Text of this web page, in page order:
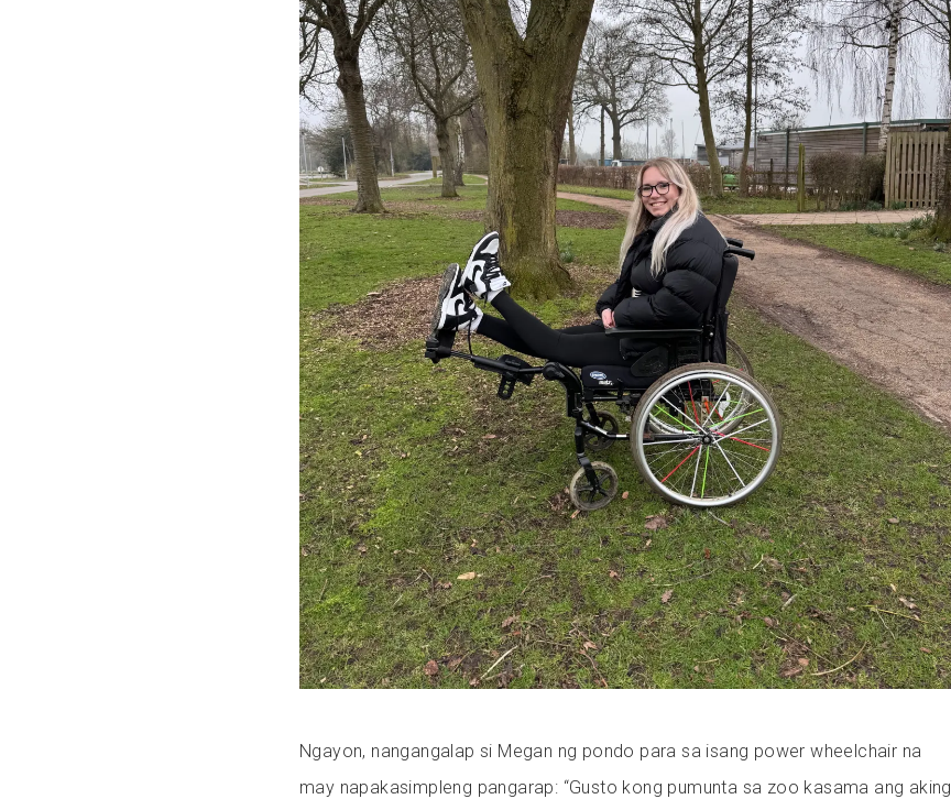
Ngayon, nangangalap si Megan ng pondo para sa isang power wheelchair na
may napakasimpleng pangarap: “Gusto kong pumunta sa zoo kasama ang aking